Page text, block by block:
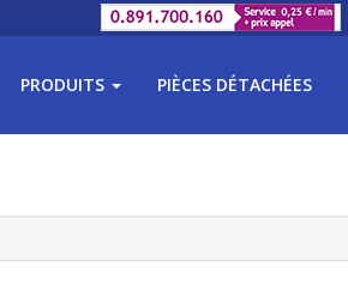
PRODUITS PIÈCES DÉTACHÉES